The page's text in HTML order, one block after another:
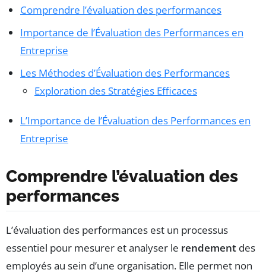
Comprendre l’évaluation des performances
Importance de l’Évaluation des Performances en
Entreprise
Les Méthodes d’Évaluation des Performances
Exploration des Stratégies Efficaces
L’Importance de l’Évaluation des Performances en
Entreprise
Comprendre l’évaluation des
performances
L’évaluation des performances est un processus
essentiel pour mesurer et analyser le rendement des
employés au sein d’une organisation. Elle permet non